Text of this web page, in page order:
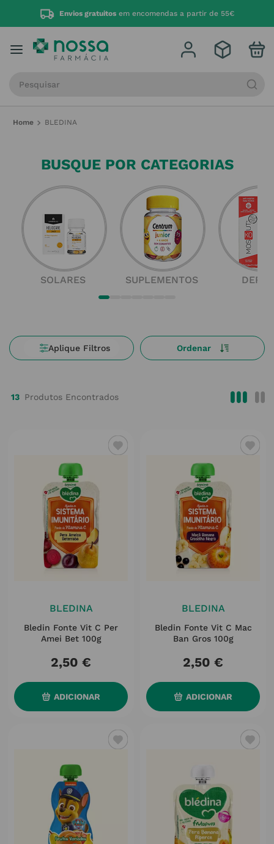
Envios gratuitos em encomendas a partir de 55€
BLEDINA
BUSQUE POR CATEGORIAS
SOLARES SUPLEMENTOS
13
BLEDINA
Bledin Fonte Vit C Per
Amei Bet 100g
2,50 €
ADICIONAR
BLEDINA
Bledin Fonte Vit C Mac
Ban Gros 100g
2,50 €
ADICIONAR